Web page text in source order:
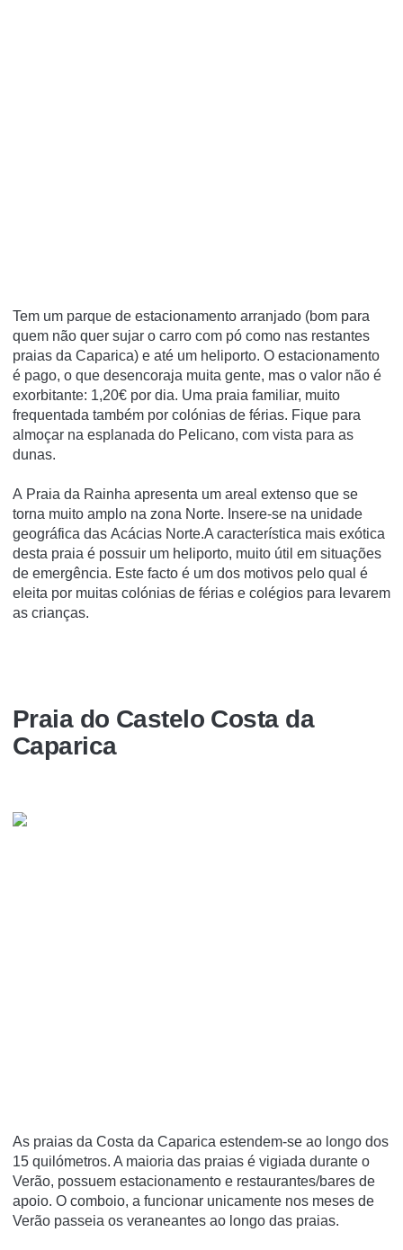
Tem um parque de estacionamento arranjado (bom para
quem não quer sujar o carro com pó como nas restantes
praias da Caparica) e até um heliporto. O estacionamento
é pago, o que desencoraja muita gente, mas o valor não é
exorbitante: 1,20€ por dia. Uma praia familiar, muito
frequentada também por colónias de férias. Fique para
almoçar na esplanada do Pelicano, com vista para as
dunas.
A Praia da Rainha apresenta um areal extenso que se
torna muito amplo na zona Norte. Insere-se na unidade
geográfica das Acácias Norte.A característica mais exótica
desta praia é possuir um heliporto, muito útil em situações
de emergência. Este facto é um dos motivos pelo qual é
eleita por muitas colónias de férias e colégios para levarem
as crianças.
Praia do Castelo Costa da
Caparica
As praias da Costa da Caparica estendem-se ao longo dos
15 quilómetros. A maioria das praias é vigiada durante o
Verão, possuem estacionamento e restaurantes/bares de
apoio. O comboio, a funcionar unicamente nos meses de
Verão passeia os veraneantes ao longo das praias.